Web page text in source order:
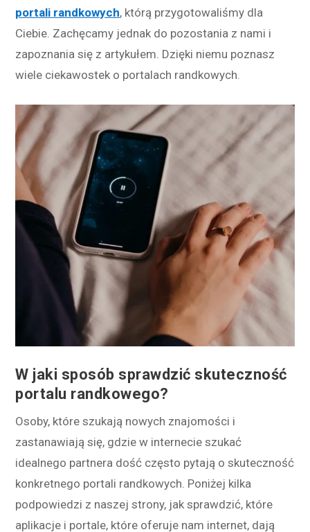
portali randkowych, którą przygotowaliśmy dla
Ciebie. Zachęcamy jednak do pozostania z nami i
zapoznania się z artykułem. Dzięki niemu poznasz
wiele ciekawostek o portalach randkowych.
W jaki sposób sprawdzić skuteczność
portalu randkowego?
Osoby, które szukają nowych znajomości i
zastanawiają się, gdzie w internecie szukać
idealnego partnera dość często pytają o skuteczność
konkretnego portali randkowych. Poniżej kilka
podpowiedzi z naszej strony, jak sprawdzić, które
aplikacje i portale, które oferuje nam internet, dają